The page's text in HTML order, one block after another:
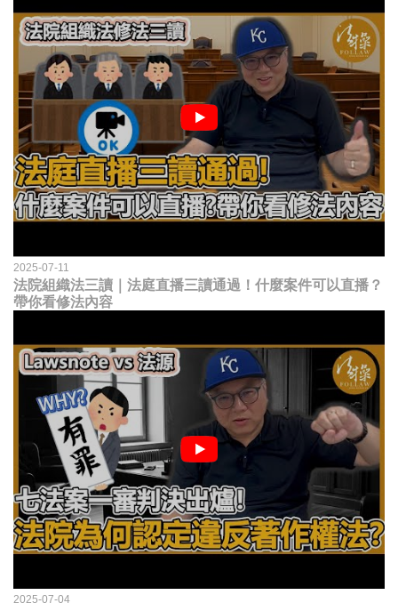
2025-07-11
法院組織法三讀｜法庭直播三讀通過！什麼案件可以直播？
帶你看修法內容
2025-07-04